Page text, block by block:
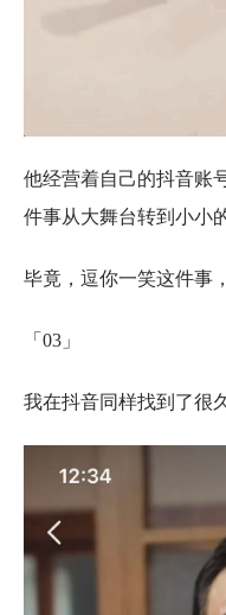
他经营着自己的抖音账
件事从大舞台转到小小
毕竟，逗你一笑这件事
「03」
我在抖音同样找到了很